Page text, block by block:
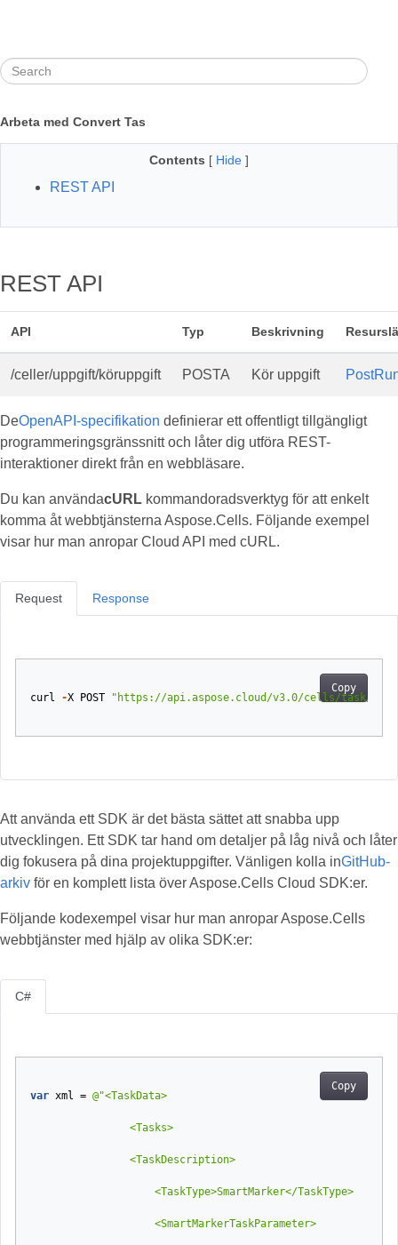
Arbeta med Convert Tas
Contents [ Hide ]
REST API
REST API
API Typ Beskrivning
/celler/uppgift/köruppgift POSTA Kör uppgift
DeOpenAPI-specifikation definierar ett offentligt tillgängligt
programmeringsgränssnitt och låter dig utföra REST-
interaktioner direkt från en webbläsare.
Du kan användacURL kommandoradsverktyg för att enkelt
komma åt webbtjänsterna Aspose.Cells. Följande exempel
visar hur man anropar Cloud API med cURL.
Request
Copy
curl -X POST "https://api.aspose.cloud/v3.0/cells/task/
Response
Att använda ett SDK är det bästa sättet att snabba upp
utvecklingen. Ett SDK tar hand om detaljer på låg nivå och låter
dig fokusera på dina projektuppgifter. Vänligen kolla inGitHub-
arkiv för en komplett lista över Aspose.Cells Cloud SDK:er.
Följande kodexempel visar hur man anropar Aspose.Cells
webbtjänster med hjälp av olika SDK:er:
C#
Copy
var xml =